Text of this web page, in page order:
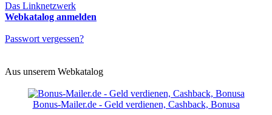
Das Linknetzwerk
Webkatalog anmelden
Passwort vergessen?
Aus unserem Webkatalog
Bonus-Mailer.de - Geld verdienen, Cashback, Bonusa